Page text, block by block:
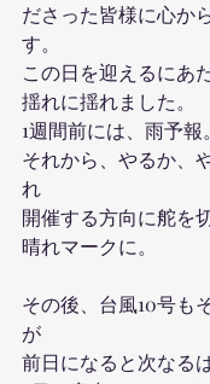
ださった皆様に心か
す。
この日を迎えるにあた
揺れに揺れました。
1週間前には、雨予報。
それから、やるか、
れ
開催する方向に舵を
晴れマークに。
その後、台風10号も
が
前日になると次なる